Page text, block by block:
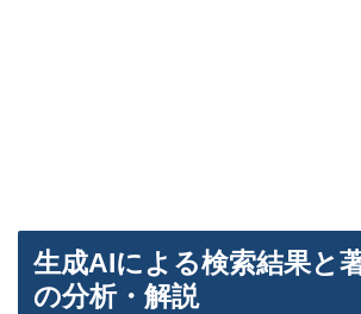
生成AIによる検索結果と
の分析・解説